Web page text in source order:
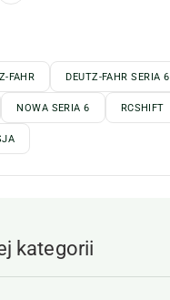
FAHR DEUTZ-FAHR SERIA 6
NOWA SERIA 6 RCSHIFT
kategorii